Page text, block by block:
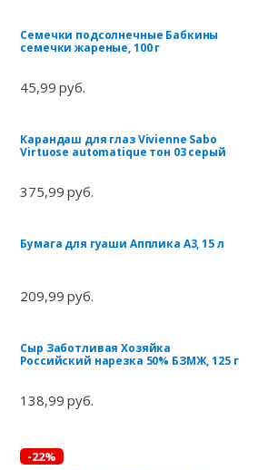
Семечки подсолнечные Бабкины
семечки жареные, 100 г
45,99 руб.
Карандаш для глаз Vivienne Sabo
Virtuose automatique тон 03 серый
375,99 руб.
Бумага для гуаши Апплика А3, 15 л
209,99 руб.
Сыр Заботливая Хозяйка
Российский нарезка 50% БЗМЖ, 125 г
138,99 руб.
-22%